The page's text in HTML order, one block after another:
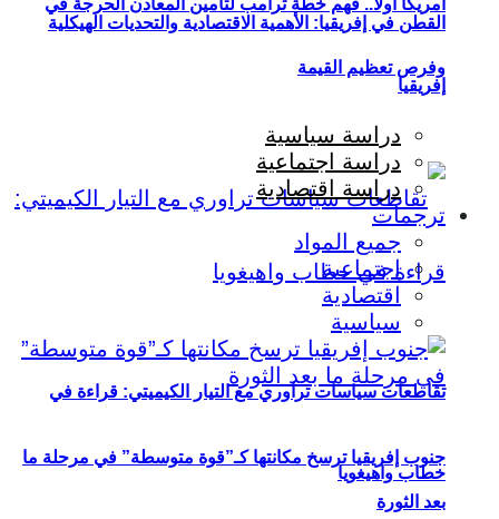
أمريكا أولاً.. فهم خطة ترامب لتأمين المعادن الحرجة في
إفريقيا
تقاطعات سياسات تراوري مع التيار الكيميتي: قراءة في
خطاب واهيغويا
القطن في إفريقيا: الأهمية الاقتصادية والتحديات الهيكلية
وفرص تعظيم القيمة
دراسة سياسية
دراسة اجتماعية
دراسة اقتصادية
ترجمات
جميع المواد
اجتماعية
اقتصادية
سياسية
جنوب إفريقيا ترسخ مكانتها كـ”قوة متوسطة” في مرحلة ما
بعد الثورة